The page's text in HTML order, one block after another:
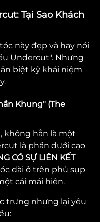
Tại Sao Khách
này đẹp và hay nói
Undercut". Nhưng
biệt kỹ khái niệm
Khung" (The
không hẳn là một
là phần dưới cạo
CÓ SỰ LIÊN KẾT
dài ở trên phủ sụp
cái mái hiên.
trưng nhưng lại yêu